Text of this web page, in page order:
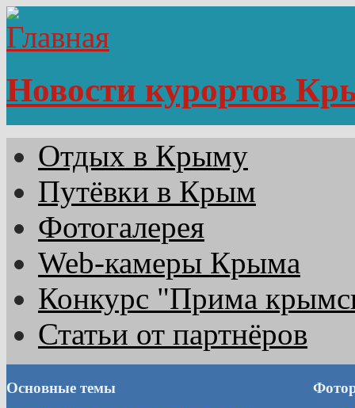
Новости курортов
Отдых в Крыму
Путёвки в Крым
Фотогалерея
Web-камеры Крыма
Конкурс "Прима
Статьи от партнёров
Основные темы